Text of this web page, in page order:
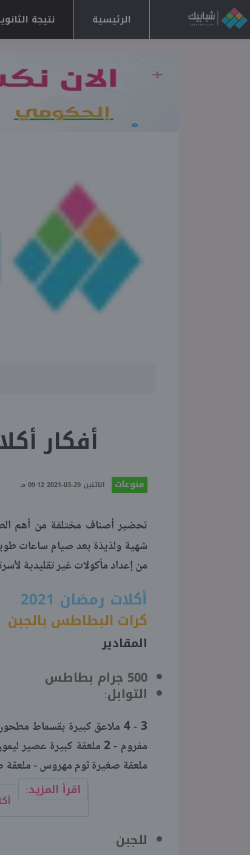
الرئيسية نتيجة الثانوية
أفكار
منوعات الاثنين 29-03-2021 09:12 مـ
تحضير أصناف مختلفة من أهم
شهية ولذيذة بعد صيام ساعات
من إعداد مأكولات غير تقليدية
أكلات رمضان 2021
كرات البطاطس بالجبن
المقادير
500 جرام بطاطس
التوابل:
ملعقة صغيرة ثوم مهروس - ملعقة صغيرة كمون بودرة - 3/4
اقرأ المزيد:
للجبن